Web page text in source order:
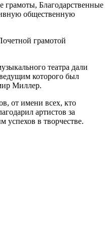
Благодарственные
общественную
грамотой
театра дали
которого был
Миллер.
от имени всех, кто
артистов за
успехов в творчестве.